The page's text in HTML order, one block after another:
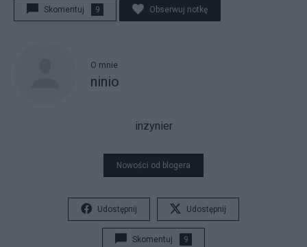
Skomentuj 9 Obserwuj notkę
O mnie
ninio
inzynier
Nowości od blogera
Udostępnij Udostępnij
Skomentuj 9